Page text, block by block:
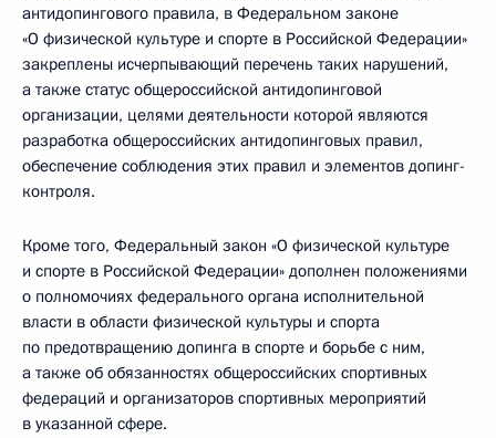
антидопингового правила, в Федеральном законе
«О физической культуре и спорте в Российской Федерации»
закреплены исчерпывающий перечень таких нарушений,
а также статус общероссийской антидопинговой
организации, целями деятельности которой являются
разработка общероссийских антидопинговых правил,
обеспечение соблюдения этих правил и элементов допинг-
контроля.
Кроме того, Федеральный закон «О физической культуре
и спорте в Российской Федерации» дополнен положениями
о полномочиях федерального органа исполнительной
власти в области физической культуры и спорта
по предотвращению допинга в спорте и борьбе с ним,
а также об обязанностях общероссийских спортивных
федераций и организаторов спортивных мероприятий
в указанной сфере.